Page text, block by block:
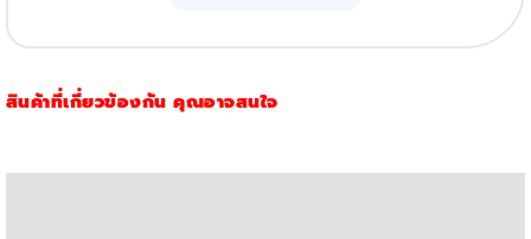
สินค้าที่เกี่ยวข้องกัน คุณอาจสนใจ